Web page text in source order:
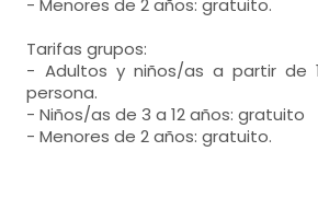
- Menores de 2 años: gratuito.
Tarifas grupos:
- Adultos y niños/as a partir de
persona.
- Niños/as de 3 a 12 años: gratuito
- Menores de 2 años: gratuito.